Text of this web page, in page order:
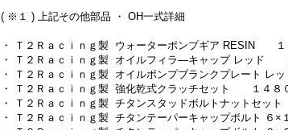
( ※１ ) 上記その他部品 ・ OH一式詳細
・ Ｔ２Ｒａｃｉｎｇ製 ウォーターポンプギア RESIN １
・ Ｔ２Ｒａｃｉｎｇ製 オイルフィラ―キャップ レッド
・ Ｔ２Ｒａｃｉｎｇ製 オイルポンプブランクプレート
・ Ｔ２Ｒａｃｉｎｇ製 強化乾式クラッチセット １４８
・ Ｔ２Ｒａｃｉｎｇ製 チタンスタッドボルトナットセ
・ Ｔ２Ｒａｃｉｎｇ製 チタンテーパーキャップボルト